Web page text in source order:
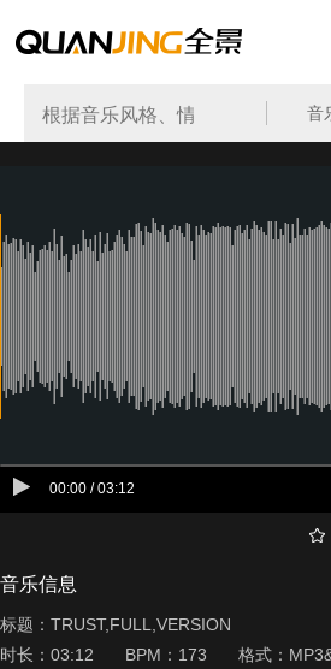
音
00:00 / 03:12
音乐信息
标题：TRUST,FULL,VERSION
时长： 03:12 BPM： 173 格式：